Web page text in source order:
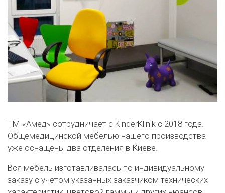
ТМ «Амед» сотрудничает с KinderKlinik с 2018 года.
Общемедицинской мебелью нашего производства
уже оснащены два отделения в Киеве.
Вся мебель изготавливалась по индивидуальному
заказу с учетом указанных заказчиком технических